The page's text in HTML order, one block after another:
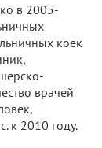
в 2005-
коек
врачей
к 2010 году.